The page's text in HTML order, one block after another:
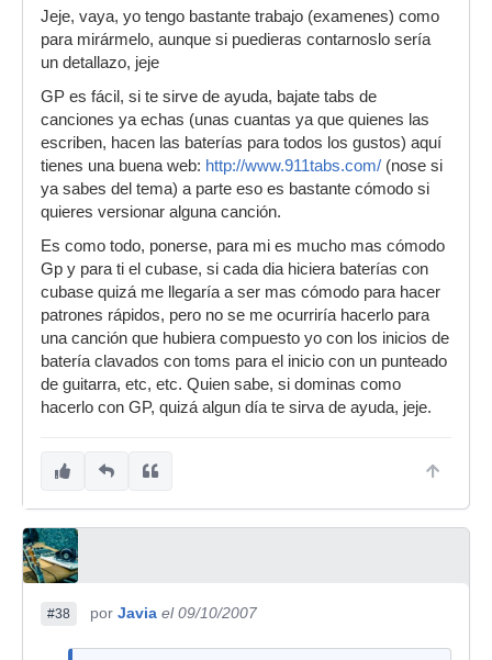
Jeje, vaya, yo tengo bastante trabajo (examenes) como
para mirármelo, aunque si puedieras contarnoslo sería
un detallazo, jeje
GP es fácil, si te sirve de ayuda, bajate tabs de
canciones ya echas (unas cuantas ya que quienes las
escriben, hacen las baterías para todos los gustos) aquí
tienes una buena web: http://www.911tabs.com/ (nose si
ya sabes del tema) a parte eso es bastante cómodo si
quieres versionar alguna canción.
Es como todo, ponerse, para mi es mucho mas cómodo
Gp y para ti el cubase, si cada dia hiciera baterías con
cubase quizá me llegaría a ser mas cómodo para hacer
patrones rápidos, pero no se me ocurriría hacerlo para
una canción que hubiera compuesto yo con los inicios de
batería clavados con toms para el inicio con un punteado
de guitarra, etc, etc. Quien sabe, si dominas como
hacerlo con GP, quizá algun día te sirva de ayuda, jeje.
#38 por Javia el 09/10/2007